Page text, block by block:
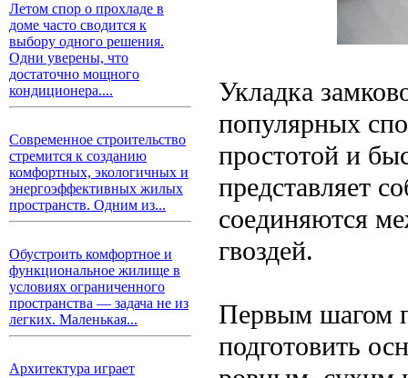
Летом спор о прохладе в
доме часто сводится к
выбору одного решения.
Одни уверены, что
достаточно мощного
кондиционера....
Современное строительство
стремится к созданию
комфортных, экологичных и
энергоэффективных жилых
пространств. Одним из...
Обустроить комфортное и
функциональное жилище в
условиях ограниченного
пространства — задача не из
легких. Маленькая...
Архитектура играет
Укладка
популярных
простотой и
представляет
соединяются
гвоздей.
Первым шагом
подготовить